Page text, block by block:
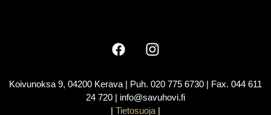
Koivunoksa 9, 04200 Kerava | Puh. 020 775 6730 | Fax. 044 611
24 720 | info@savuhovi.fi
| Tietosuoja |